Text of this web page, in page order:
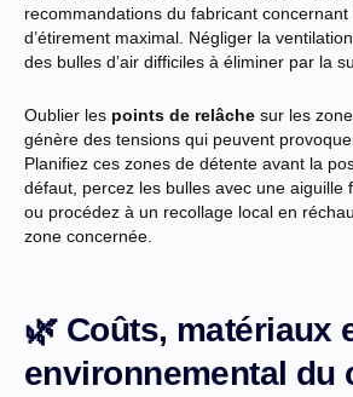
recommandations du fabricant
d’étirement maximal. Négliger la
des bulles d’air difficiles à éliminer par la
Oublier les points de relâche sur les
génère des tensions qui peuvent
Planifiez ces zones de détente avant la
défaut, percez les bulles avec une aiguille
ou procédez à un recollage local en
zone concernée.
🌿 Coûts, matériaux
environnemental du